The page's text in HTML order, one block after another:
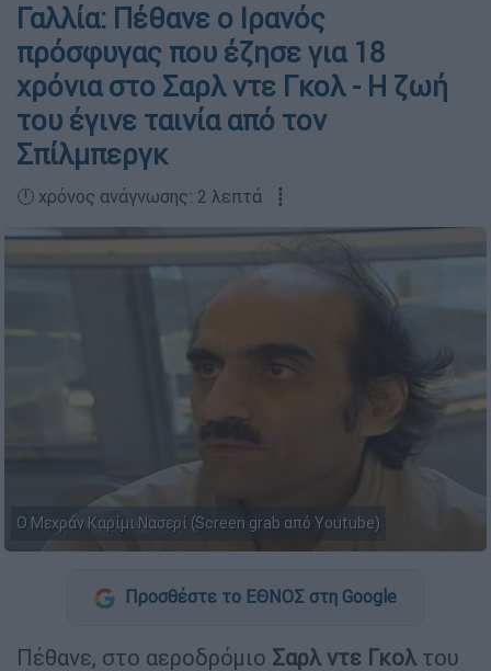
Γαλλία: Πέθανε ο Ιρανός
πρόσφυγας που έζησε για 18
χρόνια στο Σαρλ ντε Γκολ - Η ζωή
του έγινε ταινία από τον
Σπίλμπεργκ
🕛 χρόνος ανάγνωσης: 2 λεπτά ┋
O Μεχράν Καρίμι Νασερί (Screen grab από Youtube)
Προσθέστε το ΕΘΝΟΣ στη Google
Πέθανε, στο αεροδρόμιο Σαρλ ντε Γκολ του